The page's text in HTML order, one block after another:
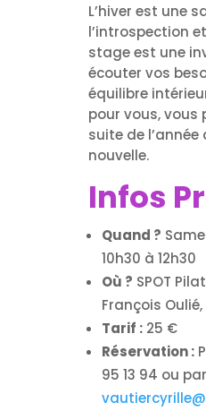
L’hiver est une
l’introspection
stage est une
écouter vos
équilibre
pour vous, vous
suite de
nouvelle.
Infos
Quand ?
10h30 à 12h30
Où ? SPOT
François
Tarif :25 €
Réservation :
95 13 94 ou